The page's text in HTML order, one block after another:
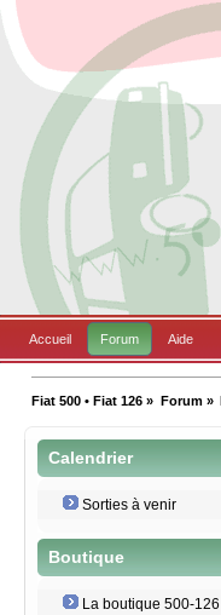
Accueil Forum Aide
Fiat 500 • Fiat 126 » Forum»
Calendrier
Sorties à venir
Boutique
La boutique 500-126